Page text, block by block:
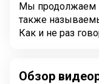
Мы продолжаем
также
Как и не раз
Обзор